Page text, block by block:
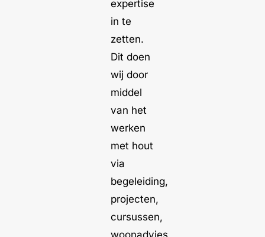
expertise
in te
zetten.
Dit doen
wij door
middel
van het
werken
met hout
via
begeleiding,
projecten,
cursussen,